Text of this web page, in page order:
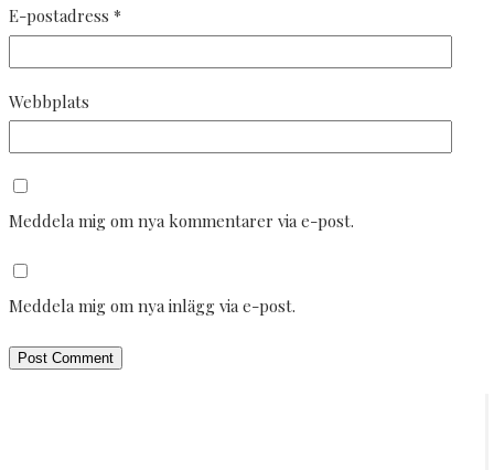
E-postadress *
Webbplats
Meddela mig om nya kommentarer via e-post.
Meddela mig om nya inlägg via e-post.